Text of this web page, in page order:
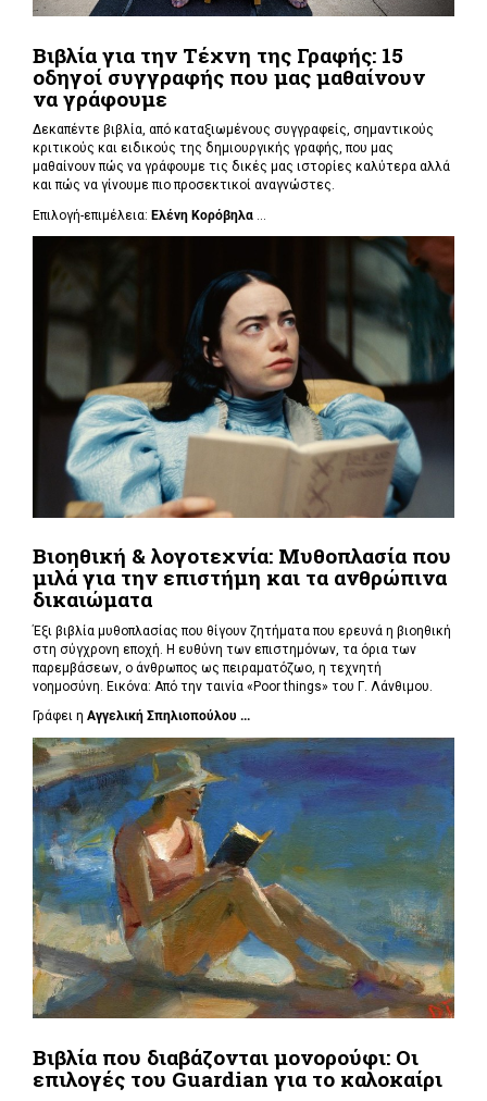
Βιβλία για την Τέχνη της Γραφής: 15
οδηγοί συγγραφής που μας μαθαίνουν
να γράφουμε
Δεκαπέντε βιβλία, από καταξιωμένους συγγραφείς, σημαντικούς
κριτικούς και ειδικούς της δημιουργικής γραφής, που μας
μαθαίνουν πώς να γράφουμε τις δικές μας ιστορίες καλύτερα αλλά
και πώς να γίνουμε πιο προσεκτικοί αναγνώστες.
Επιλογή-επιμέλεια: Ελένη Κορόβηλα ...
Βιοηθική & λογοτεχνία: Μυθοπλασία που
μιλά για την επιστήμη και τα ανθρώπινα
δικαιώματα
Έξι βιβλία μυθοπλασίας που θίγουν ζητήματα που ερευνά η βιοηθική
στη σύγχρονη εποχή. Η ευθύνη των επιστημόνων, τα όρια των
παρεμβάσεων, ο άνθρωπος ως πειραματόζωο, η τεχνητή
νοημοσύνη. Εικόνα: Από την ταινία «Poor things» του Γ. Λάνθιμου.
Γράφει η Αγγελική Σπηλιοπούλου ...
Βιβλία που διαβάζονται μονορούφι: Οι
επιλογές του Guardian για το καλοκαίρι